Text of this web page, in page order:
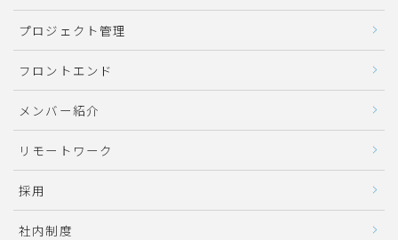
プロジェクト管理
フロントエンド
メンバー紹介
リモートワーク
採用
社内制度